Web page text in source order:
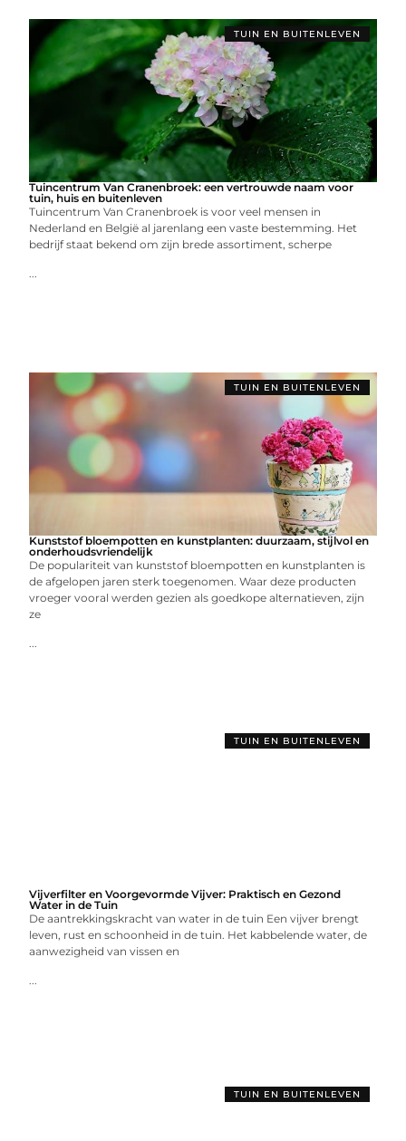
TUIN EN BUITENLEVEN
Tuincentrum Van Cranenbroek: een vertrouwde naam voor
tuin, huis en buitenleven
Tuincentrum Van Cranenbroek is voor veel mensen in
Nederland en België al jarenlang een vaste bestemming. Het
bedrijf staat bekend om zijn brede assortiment, scherpe
...
TUIN EN BUITENLEVEN
Kunststof bloempotten en kunstplanten: duurzaam, stijlvol en
onderhoudsvriendelijk
De populariteit van kunststof bloempotten en kunstplanten is
de afgelopen jaren sterk toegenomen. Waar deze producten
vroeger vooral werden gezien als goedkope alternatieven, zijn
ze
...
TUIN EN BUITENLEVEN
Vijverfilter en Voorgevormde Vijver: Praktisch en Gezond
Water in de Tuin
De aantrekkingskracht van water in de tuin Een vijver brengt
leven, rust en schoonheid in de tuin. Het kabbelende water, de
aanwezigheid van vissen en
...
TUIN EN BUITENLEVEN